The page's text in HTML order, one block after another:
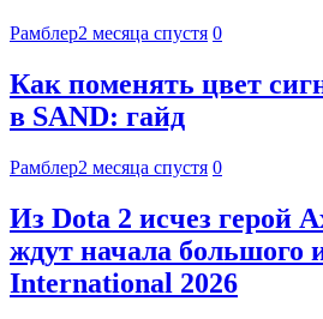
Рамблер2 месяца спустя 0
Как поменять цвет
в SAND: гайд
Рамблер2 месяца спустя 0
Из Dota 2 исчез герой
ждут начала большого
International 2026